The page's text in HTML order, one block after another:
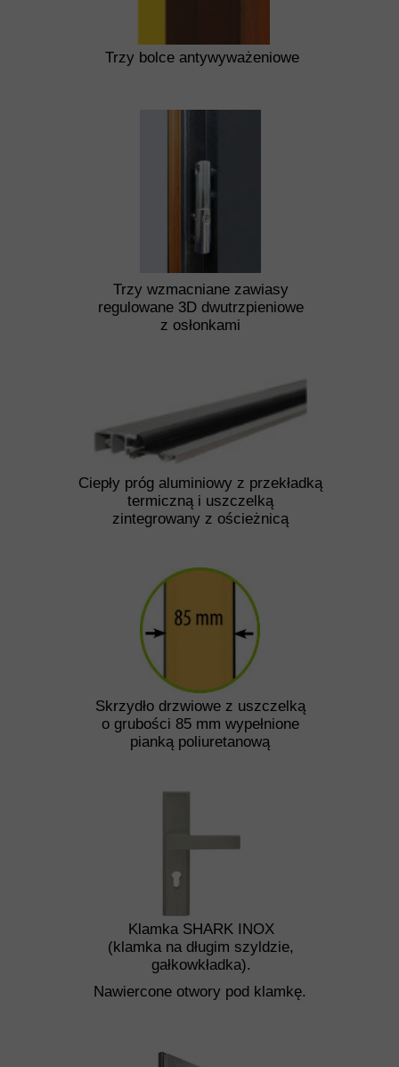
Nawiercone otwory pod klamkę.
Klamka SHARK INOX
(klamka na długim szyldzie,
gałkowkładka).
Skrzydło drzwiowe z uszczelką
o grubości 85 mm wypełnione
pianką poliuretanową
Ciepły próg aluminiowy z przekładką
termiczną i uszczelką
zintegrowany z ościeżnicą
Trzy wzmacniane zawiasy
regulowane 3D dwutrzpieniowe
z osłonkami
Trzy bolce antywyważeniowe